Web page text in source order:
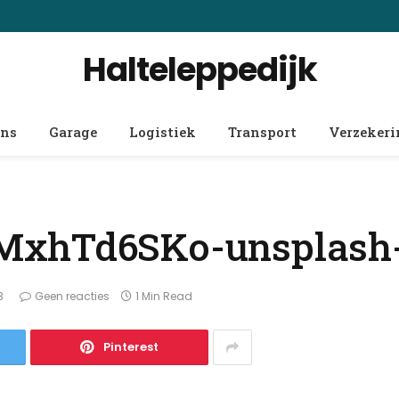
Halteleppedijk
Garage Logistiek Transport
Geen reacties 1 Min Read
Pinterest